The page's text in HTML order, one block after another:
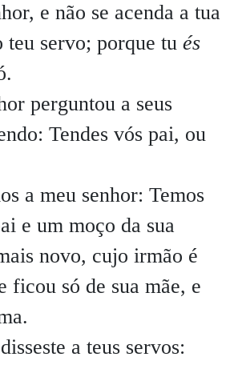
e não se acenda a tua
teu servo; porque tu és
perguntou a seus
Tendes vós pai, ou
a meu senhor: Temos
e um moço da sua
novo, cujo irmão é
ficou só de sua mãe, e
a teus servos: